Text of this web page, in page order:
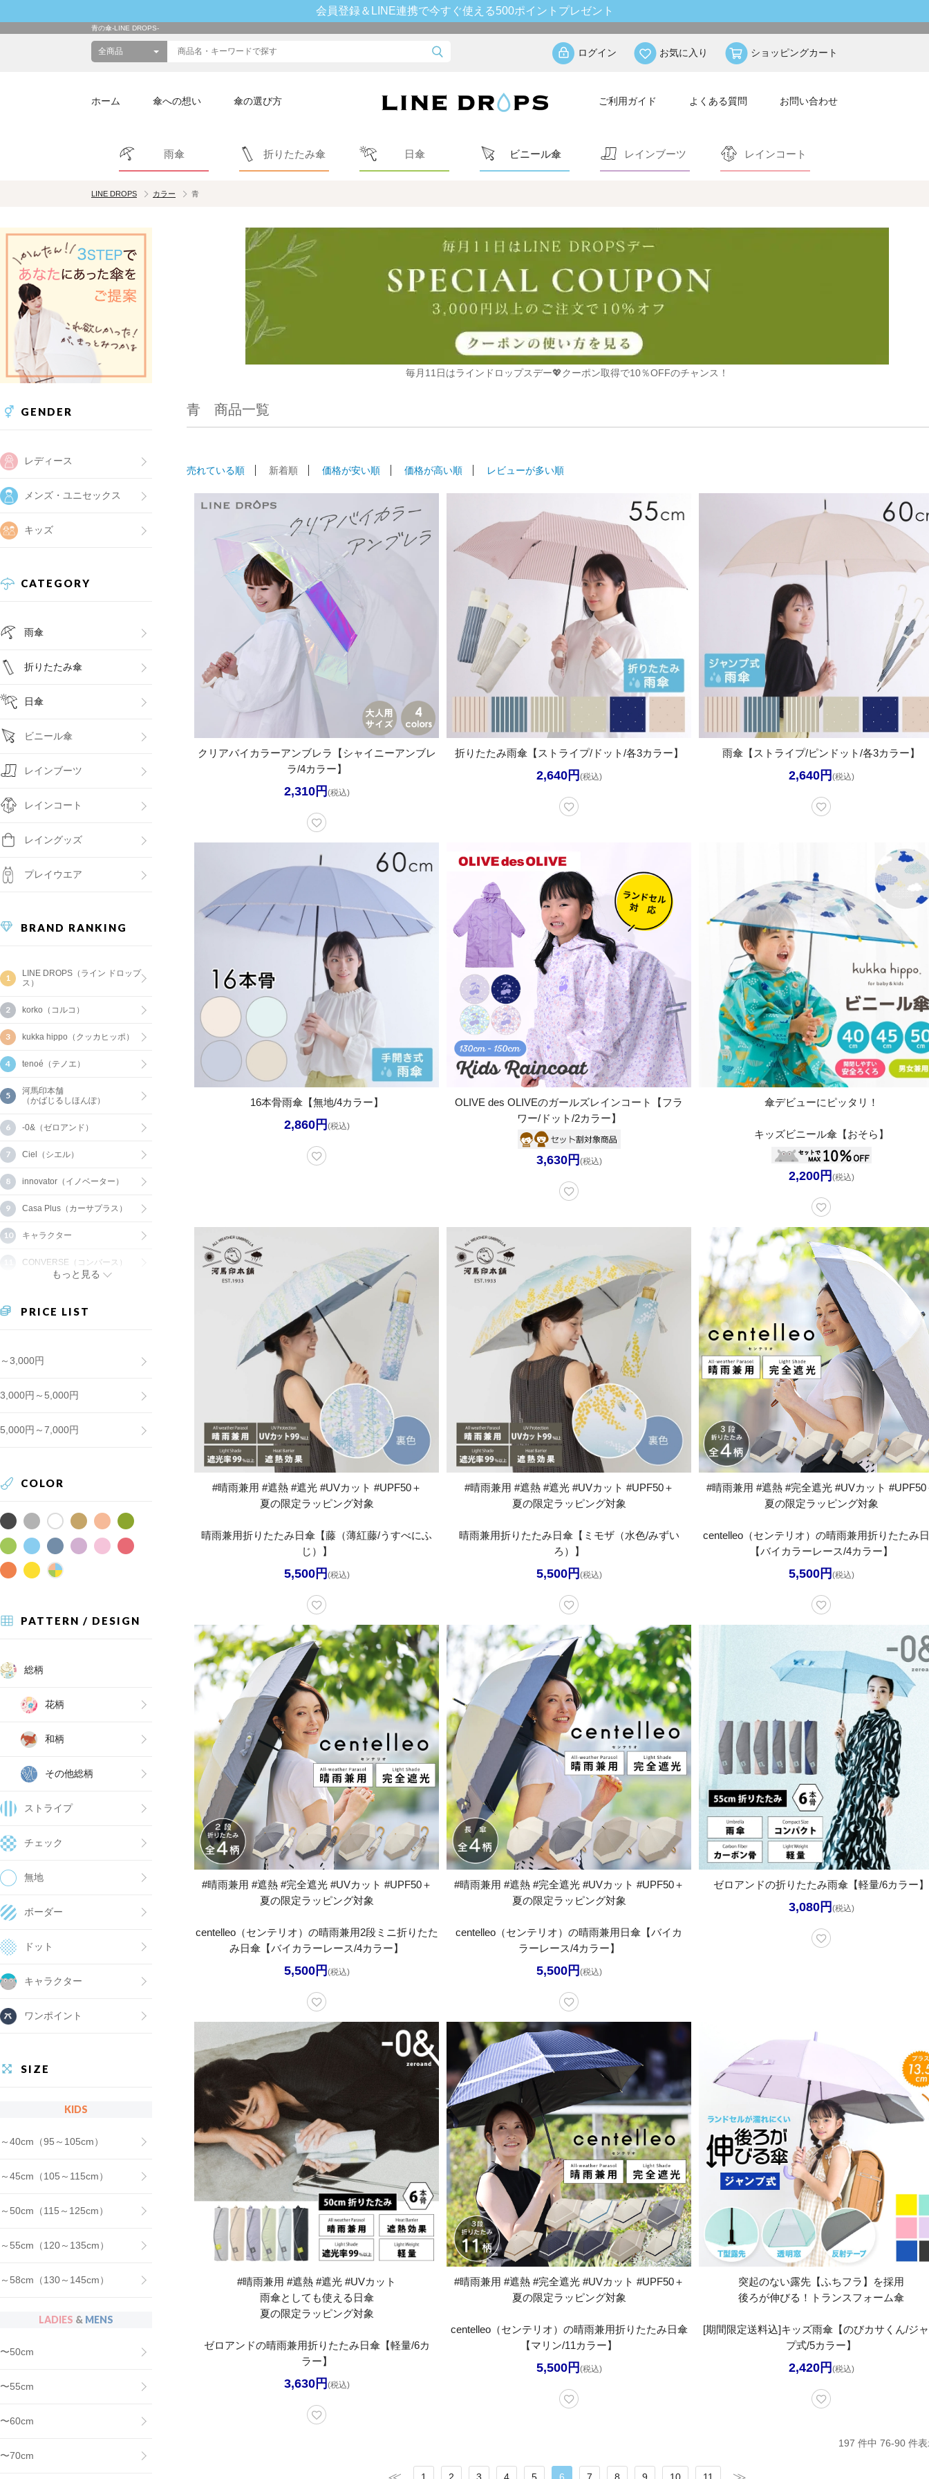
会員登録＆LINE連携で今すぐ使える500ポイントプレゼント
青の傘-LINE DROPS-
ログイン お気に入り ショッピングカート
ホーム 傘への想い 傘の選び方 ご利用ガイド よくある質問 お問い合わせ
雨傘 折りたたみ傘 日傘 ビニール傘 レインブーツ レインコート
LINE DROPS カラー 青
GENDER
レディース
メンズ・ユニセックス
キッズ
CATEGORY
雨傘
折りたたみ傘
日傘
ビニール傘
レインブーツ
レインコート
レイングッズ
プレイウエア
BRAND RANKING
LINE DROPS（ライン ドロップ
ス）
korko（コルコ）
kukka hippo（クッカヒッポ）
tenoé（テノエ）
河馬印本舗
（かばじるしほんぽ）
-0&（ゼロアンド）
Ciel（シエル）
innovator（イノベーター）
Casa Plus（カーサプラス）
キャラクター
CONVERSE（コンバース）
もっと見る
PRICE LIST
～3,000円
3,000円～5,000円
5,000円～7,000円
COLOR
PATTERN / DESIGN
総柄
花柄
和柄
その他総柄
ストライプ
チェック
無地
ボーダー
ドット
キャラクター
ワンポイント
SIZE
KIDS
～40cm（95～105cm）
～45cm（105～115cm）
～50cm（115～125cm）
～55cm（120～135cm）
～58cm（130～145cm）
LADIES & MENS
〜50cm
〜55cm
〜60cm
〜70cm
毎月11日はラインドロップスデー💖クーポン取得で10％OFFのチャンス！
青 商品一覧
売れている順 新着順 価格が安い順 価格が高い順 レビューが多い順
クリアバイカラーアンブレラ【シャイニーアンブレ
ラ/4カラー】
2,310円 (税込)
折りたたみ雨傘【ストライプ/ドット/各3カラー】
2,640円 (税込)
雨傘【ストライプ/ピンドット/各3カラー】
2,640円 (税込)
16本骨雨傘【無地/4カラー】
2,860円 (税込)
OLIVE des OLIVEのガールズレインコート【フラ
ワー/ドット/2カラー】
3,630円 (税込)
傘デビューにピッタリ！
キッズビニール傘【おそら】
2,200円 (税込)
#晴雨兼用 #遮熱 #遮光 #UVカット #UPF50＋
夏の限定ラッピング対象
晴雨兼用折りたたみ日傘【藤（薄紅藤/うすべにふ
じ）】
5,500円 (税込)
#晴雨兼用 #遮熱 #遮光 #UVカット #UPF50＋
夏の限定ラッピング対象
晴雨兼用折りたたみ日傘【ミモザ（水色/みずい
ろ）】
5,500円 (税込)
#晴雨兼用 #遮熱 #完全遮光 #UVカット #UPF50
夏の限定ラッピング対象
centelleo（センテリオ）の晴雨兼用折りたたみ
【バイカラーレース/4カラー】
5,500円 (税込)
#晴雨兼用 #遮熱 #完全遮光 #UVカット #UPF50＋
夏の限定ラッピング対象
centelleo（センテリオ）の晴雨兼用2段ミニ折りたた
み日傘【バイカラーレース/4カラー】
5,500円 (税込)
#晴雨兼用 #遮熱 #完全遮光 #UVカット #UPF50＋
夏の限定ラッピング対象
centelleo（センテリオ）の晴雨兼用日傘【バイカ
ラーレース/4カラー】
5,500円 (税込)
ゼロアンドの折りたたみ雨傘【軽量/6カラー】
3,080円 (税込)
#晴雨兼用 #遮熱 #遮光 #UVカット
雨傘としても使える日傘
夏の限定ラッピング対象
ゼロアンドの晴雨兼用折りたたみ日傘【軽量/6カ
ラー】
3,630円 (税込)
#晴雨兼用 #遮熱 #完全遮光 #UVカット #UPF50＋
夏の限定ラッピング対象
centelleo（センテリオ）の晴雨兼用折りたたみ日傘
【マリン/11カラー】
5,500円 (税込)
突起のない露先【ふちフラ】を採用
後ろが伸びる！トランスフォーム傘
[期間限定送料込]キッズ雨傘【のびカサくん/ジ
プ式/5カラー】
2,420円 (税込)
197 件中 76-90 件